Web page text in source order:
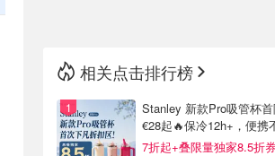
相关点击排行榜
Stanley 新款Pro吸管杯
€28起🔥保冷12h+，便携
水
7折起+叠限量独家8.5折